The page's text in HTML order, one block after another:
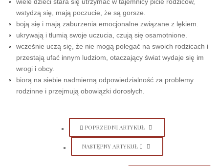
wstydzą się, mają poczucie, że są gorsze.
boją się i mają zaburzenia emocjonalne związane z lękiem.
ukrywają i tłumią swoje uczucia, czują się osamotnione.
wcześnie uczą się, że nie mogą polegać na swoich rodzicach i
przestają ufać innym ludziom, otaczający świat wydaje się im
wrogi i obcy.
biorą na siebie nadmierną odpowiedzialność za problemy
rodzinne i przejmują obowiązki dorosłych.
POPRZEDNI ARTYKUŁ
NASTĘPNY ARTYKUŁ